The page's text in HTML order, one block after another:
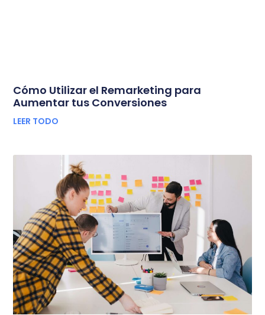
Cómo Utilizar el Remarketing para
Aumentar tus Conversiones
LEER TODO